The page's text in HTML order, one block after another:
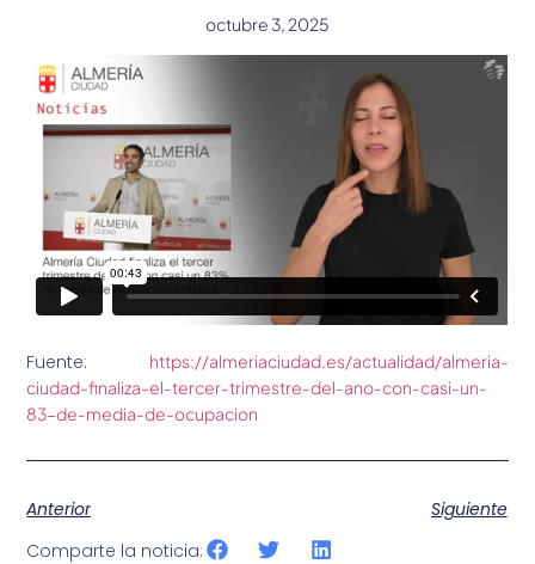
octubre 3, 2025
Fuente:
https://almeriaciudad.es/actualidad/almeria-
ciudad-finaliza-el-tercer-trimestre-del-ano-con-casi-un-
83-de-media-de-ocupacion
Anterior
Siguiente
Comparte la noticia: